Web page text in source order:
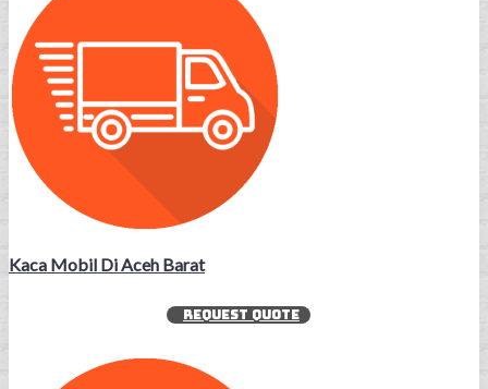
Kaca Mobil Di Aceh Barat
REQUEST QUOTE